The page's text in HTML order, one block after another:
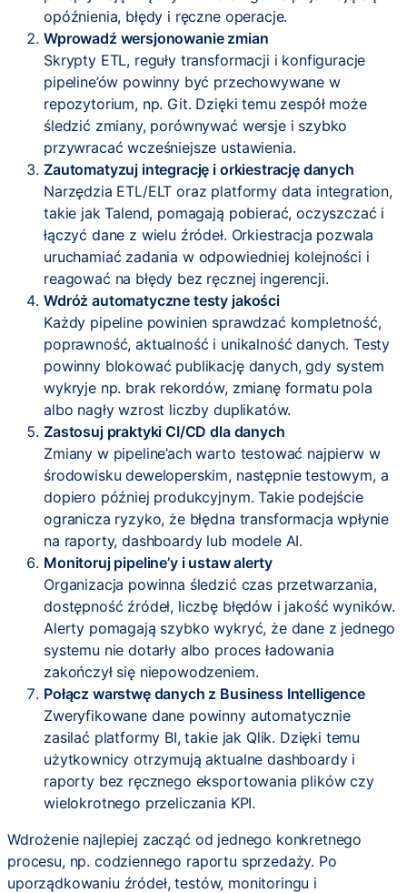
opóźnienia, błędy i ręczne operacje.
Wprowadź wersjonowanie zmian
Skrypty ETL, reguły transformacji i konfiguracje
pipeline’ów powinny być przechowywane w
repozytorium, np. Git. Dzięki temu zespół może
śledzić zmiany, porównywać wersje i szybko
przywracać wcześniejsze ustawienia.
Zautomatyzuj integrację i orkiestrację danych
Narzędzia ETL/ELT oraz platformy data integration,
takie jak Talend, pomagają pobierać, oczyszczać i
łączyć dane z wielu źródeł. Orkiestracja pozwala
uruchamiać zadania w odpowiedniej kolejności i
reagować na błędy bez ręcznej ingerencji.
Wdróż automatyczne testy jakości
Każdy pipeline powinien sprawdzać kompletność,
poprawność, aktualność i unikalność danych. Testy
powinny blokować publikację danych, gdy system
wykryje np. brak rekordów, zmianę formatu pola
albo nagły wzrost liczby duplikatów.
Zastosuj praktyki CI/CD dla danych
Zmiany w pipeline’ach warto testować najpierw w
środowisku deweloperskim, następnie testowym, a
dopiero później produkcyjnym. Takie podejście
ogranicza ryzyko, że błędna transformacja wpłynie
na raporty, dashboardy lub modele AI.
Monitoruj pipeline’y i ustaw alerty
Organizacja powinna śledzić czas przetwarzania,
dostępność źródeł, liczbę błędów i jakość wyników.
Alerty pomagają szybko wykryć, że dane z jednego
systemu nie dotarły albo proces ładowania
zakończył się niepowodzeniem.
Połącz warstwę danych z Business Intelligence
Zweryfikowane dane powinny automatycznie
zasilać platformy BI, takie jak Qlik. Dzięki temu
użytkownicy otrzymują aktualne dashboardy i
raporty bez ręcznego eksportowania plików czy
wielokrotnego przeliczania KPI.
Wdrożenie najlepiej zacząć od jednego konkretnego
procesu, np. codziennego raportu sprzedaży. Po
uporządkowaniu źródeł, testów, monitoringu i